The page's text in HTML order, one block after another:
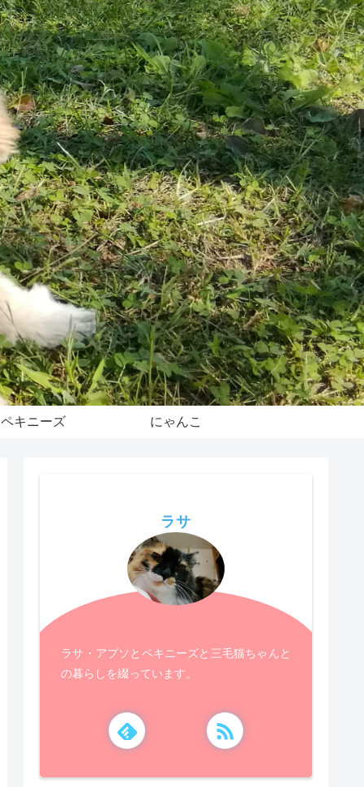
ペキニーズ にゃんこ
ラサ
ラサ・アプソとペキニーズと三毛猫ちゃんと
の暮らしを綴っています。